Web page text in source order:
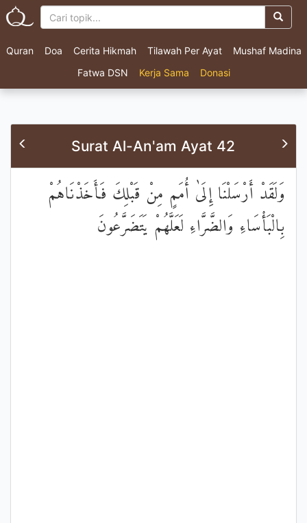
Quran Doa Cerita Hikmah Tilawah Per Ayat
Mushaf Madina
Fatwa DSN
Kerja Sama Donasi
Surat Al-An'am Ayat 42
وَلَقَدْ أَرْسَلْنَا إِلَىٰ أُمَمٍ مِنْ قَبْلِكَ فَأَخَذْنَاهُمْ
بِالْبَأْسَاءِ وَالضَّرَّاءِ لَعَلَّهُمْ يَتَضَرَّعُونَ